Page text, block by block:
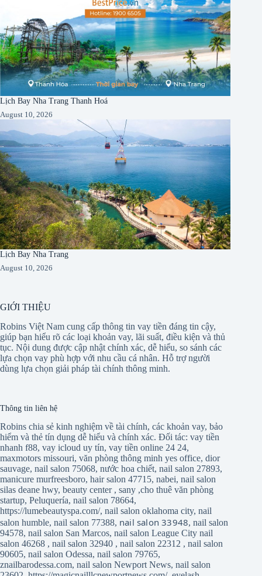
Lịch Bay Nha Trang Thanh Hoá
August 10, 2026
Lịch Bay Nha Trang
August 10, 2026
GIỚI THIỆU
Robins Việt Nam cung cấp thông tin vay tiền đáng tin cậy,
giúp bạn hiểu rõ các loại khoản vay, lãi suất, điều kiện và thủ
tục. Nội dung được cập nhật chính xác, dễ hiểu, so sánh các
lựa chọn vay phù hợp với nhu cầu cá nhân. Hỗ trợ người
dùng lựa chọn giải pháp tài chính thông minh.
Thông tin liên hệ
Robins chia sẻ kinh nghiệm về tài chính, các khoản vay, bảo
hiểm và thẻ tín dụng dễ hiểu và chính xác. Đối tác: vay tiền
nhanh f88, vay icloud uy tín, vay tiền online 24 24,
maxmotors missouri, văn phòng thông minh yes office, dior
sauvage, nail salon 75068, nước hoa chiết, nail salon 27893,
manicure murfreesboro, hair salon 47715, nabei, nail salon
silas deane hwy, beauty center, sany ,cho thuê văn phòng
startup, Peluquería, nail salon 78664,
https://lumebeautyspa.com/, nail salon oklahoma city, nail
salon humble, nail salon 77388, nail salon 33948,nail salon
94578, nail salon San Marcos, nail salon League City nail
salon 46268 , nail salon 32940 , nail salon 22312 , nail salon
90605, nail salon Odessa, nail salon 79765,
znailbarodessa.com, nail salon Newport News, nail salon